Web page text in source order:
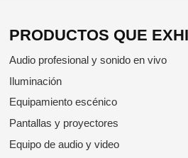
PRODUCTOS QUE
Audio profesional y sonido en vivo
Iluminación
Equipamiento escénico
Pantallas y proyectores
Equipo de audio y video